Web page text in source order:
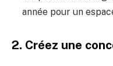
année pour un
2. Créez une